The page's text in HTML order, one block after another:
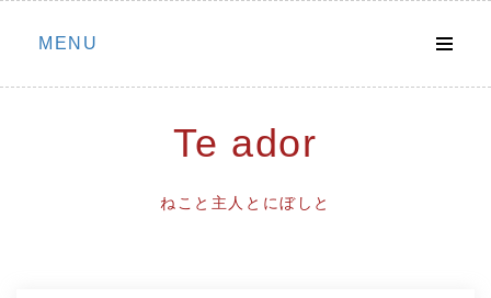
Skip
MENU
Te ador
ねこと主人とにぼしと